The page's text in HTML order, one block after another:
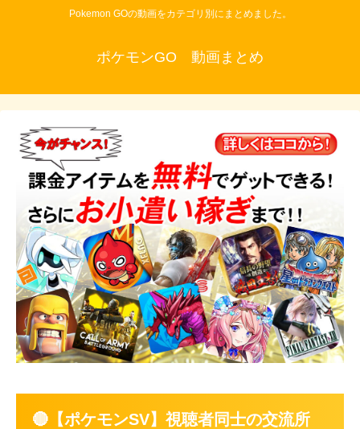
Pokemon GOの動画をカテゴリ別にまとめました。
ポケモンGO 動画まとめ
🔴【ポケモンSV】視聴者同士の交流所